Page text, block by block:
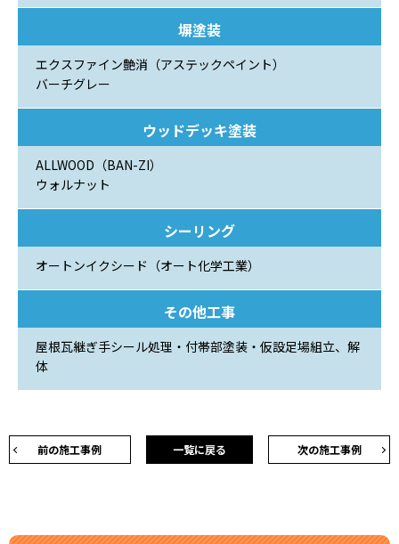
塀塗装
エクスファイン艶消（アステックペイント）
バーチグレー
ウッドデッキ塗装
ALLWOOD（BAN-ZI）
ウォルナット
シーリング
オートンイクシード（オート化学工業）
その他工事
屋根瓦継ぎ手シール処理・付帯部塗装・仮設足場組立、解
体
前の施工事例 次の施工事例
一覧に戻る